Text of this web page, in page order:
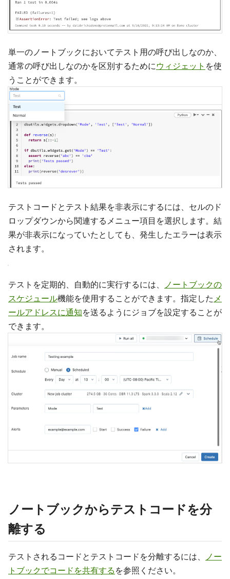
単一のノートブックにおいてテスト用の呼び出しなのか、
通常の呼び出しなのかを区別するために ウィジェット を使
うことができます。
テストコードとテスト結果を非表示にするには、セルのド
ロップダウンから関連するメニュー項目を選択します。結
果が非表示になっていたとしても、発生したエラーは表示
されます。
テストを定期的、自動的に実行するには、
ノートブックの
スケジュール機能を使用することができます。指定した メ
ールアドレスに通知を送るようにジョブを設定することが
できます。
ノートブックからテストコードを分
離する
テストされるコードとテストコードを分離するには、
ノー
トブックでコードを共有する を参照ください。